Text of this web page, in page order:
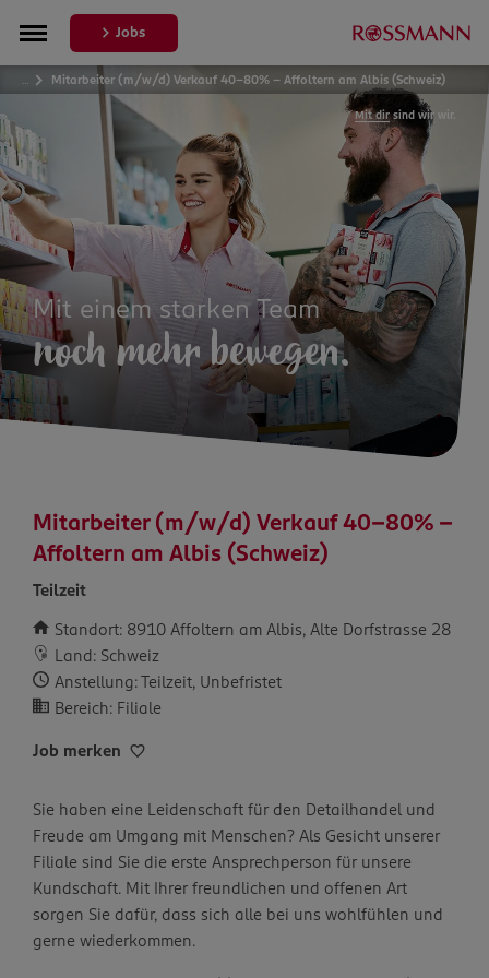
Jobs
… Mitarbeiter (m/w/d) Verkauf 40-80% – Affoltern am Albis (Schweiz)
Mit dirsind wir wir.
Mit einem starken Team
noch mehr bewegen.
Mitarbeiter (m/w/d) Verkauf 40-80% –
Affoltern am Albis (Schweiz)
Teilzeit
Standort: 8910 Affoltern am Albis, Alte Dorfstrasse 28
Land: Schweiz
Anstellung: Teilzeit, Unbefristet
Bereich: Filiale
Job merken
Sie haben eine Leidenschaft für den Detailhandel und
Freude am Umgang mit Menschen? Als Gesicht unserer
Filiale sind Sie die erste Ansprechperson für unsere
Kundschaft. Mit Ihrer freundlichen und offenen Art
sorgen Sie dafür, dass sich alle bei uns wohlfühlen und
gerne wiederkommen.